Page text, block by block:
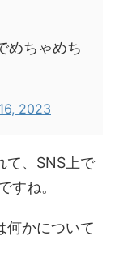
めちゃめち
2023
て、SNS上で
すね。
何かについて